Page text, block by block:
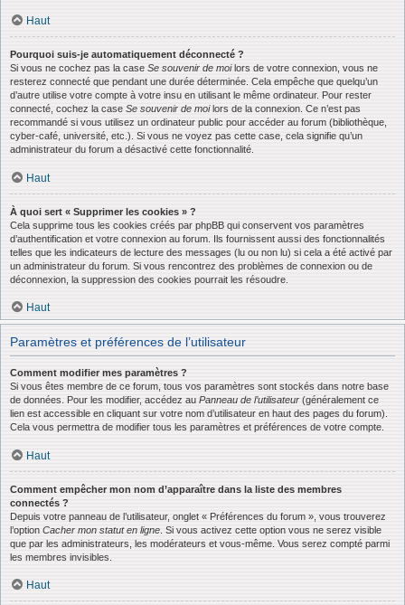
Haut
Pourquoi suis-je automatiquement déconnecté ?
Si vous ne cochez pas la case Se souvenir de moilors de votre connexion, vous ne
resterez connecté que pendant une durée déterminée. Cela empêche que quelqu’un
d’autre utilise votre compte à votre insu en utilisant le même ordinateur. Pour rester
connecté, cochez la case Se souvenir de moilors de la connexion. Ce n’est pas
recommandé si vous utilisez un ordinateur public pour accéder au forum (bibliothèque,
cyber-café, université, etc.). Si vous ne voyez pas cette case, cela signifie qu’un
administrateur du forum a désactivé cette fonctionnalité.
Haut
À quoi sert « Supprimer les cookies » ?
Cela supprime tous les cookies créés par phpBB qui conservent vos paramètres
d’authentification et votre connexion au forum. Ils fournissent aussi des fonctionnalités
telles que les indicateurs de lecture des messages (lu ou non lu) si cela a été activé par
un administrateur du forum. Si vous rencontrez des problèmes de connexion ou de
déconnexion, la suppression des cookies pourrait les résoudre.
Haut
Paramètres et préférences de l’utilisateur
Comment modifier mes paramètres ?
Si vous êtes membre de ce forum, tous vos paramètres sont stockés dans notre base
de données. Pour les modifier, accédez au Panneau de l’utilisateur (généralement ce
lien est accessible en cliquant sur votre nom d’utilisateur en haut des pages du forum).
Cela vous permettra de modifier tous les paramètres et préférences de votre compte.
Haut
Comment empêcher mon nom d’apparaître dans la liste des membres
connectés ?
Depuis votre panneau de l’utilisateur, onglet « Préférences du forum », vous trouverez
l’option Cacher mon statut en ligne . Si vous activez cette option vous ne serez visible
que par les administrateurs, les modérateurs et vous-même. Vous serez compté parmi
les membres invisibles.
Haut